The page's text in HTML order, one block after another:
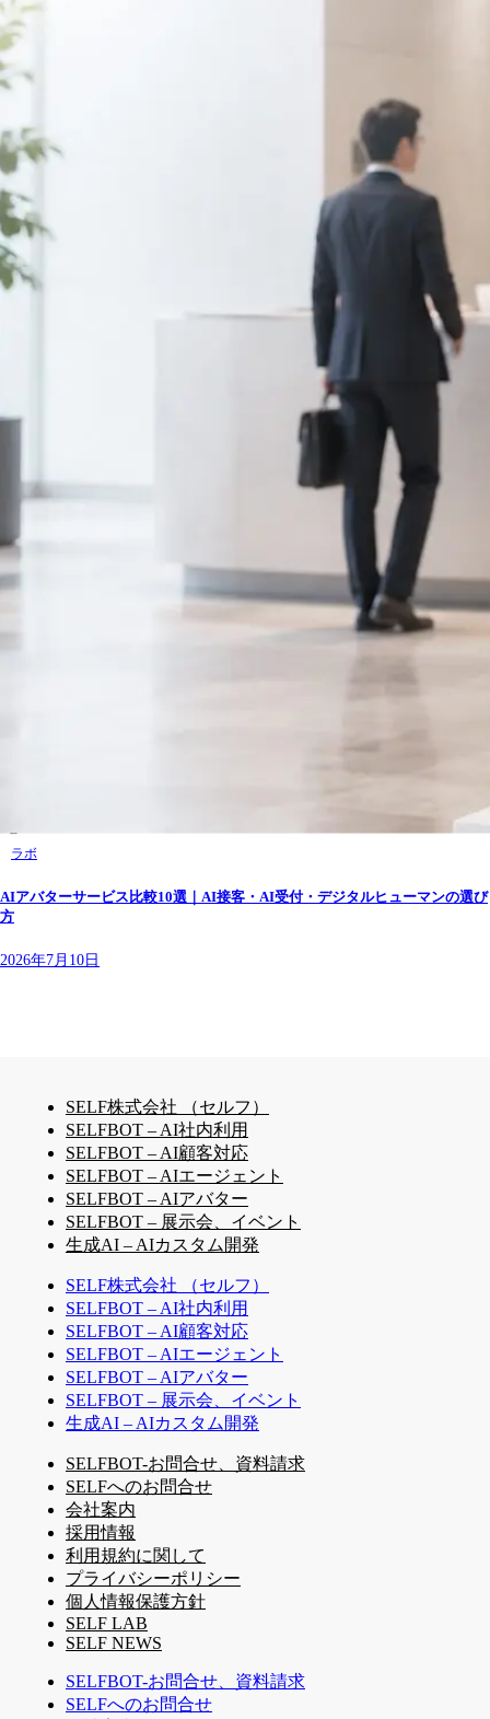
ラボ
AIアバターサービス比較10選｜AI接客・AI受付・デジタルヒューマンの選び
方
2026年7月10日
SELF株式会社 （セルフ）
SELFBOT – AI社内利用
SELFBOT – AI顧客対応
SELFBOT – AIエージェント
SELFBOT – AIアバター
SELFBOT – 展示会、イベント
生成AI – AIカスタム開発
SELF株式会社 （セルフ）
SELFBOT – AI社内利用
SELFBOT – AI顧客対応
SELFBOT – AIエージェント
SELFBOT – AIアバター
SELFBOT – 展示会、イベント
生成AI – AIカスタム開発
SELFBOT-お問合せ、資料請求
SELFへのお問合せ
会社案内
採用情報
利用規約に関して
プライバシーポリシー
個人情報保護方針
SELF LAB
SELF NEWS
SELFBOT-お問合せ、資料請求
SELFへのお問合せ